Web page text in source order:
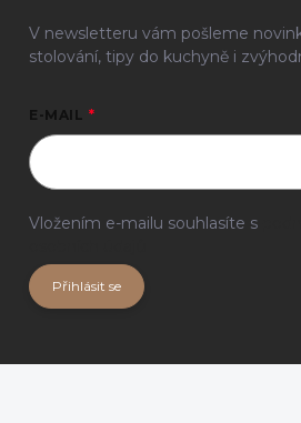
V newsletteru vám pošleme
stolování, tipy do kuchyně i
E-MAIL
Vložením e-mailu souhlasíte s
Přihlásit se